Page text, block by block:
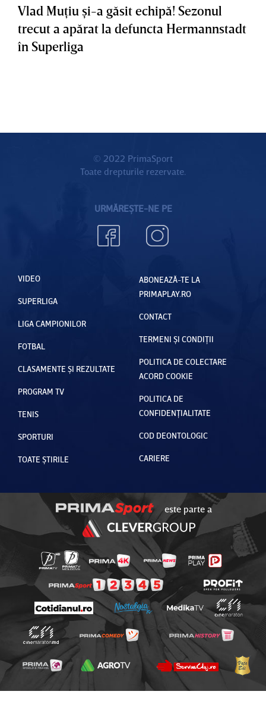
Vlad Muţiu şi-a găsit echipă! Sezonul
trecut a apărat la defuncta Hermannstadt
în Superliga
© 2022 PrimaSport
Toate drepturile rezervate.
URMĂREȘTE-NE PE
VIDEO
SUPERLIGA
LIGA CAMPIONILOR
FOTBAL
CLASAMENTE ȘI REZULTATE
PROGRAM TV
TENIS
SPORTURI
TOATE ȘTIRILE
ABONEAZĂ-TE LA
PRIMAPLAY.RO
CONTACT
TERMENI ȘI CONDIȚII
POLITICA DE COLECTARE
ACORD COOKIE
POLITICA DE
CONFIDENȚIALITATE
COD DEONTOLOGIC
CARIERE
este parte a